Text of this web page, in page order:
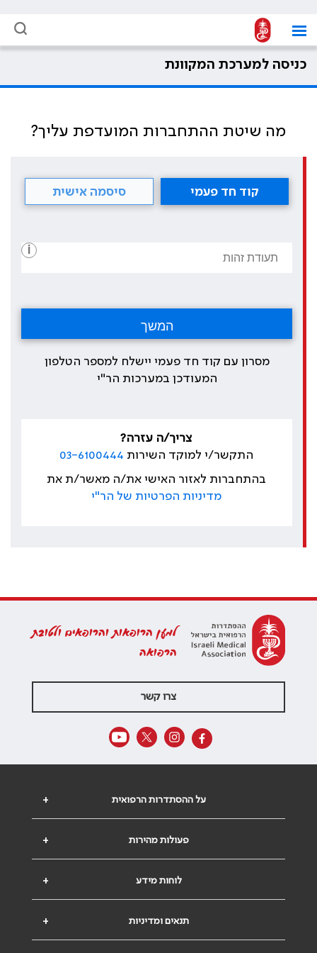
כניסה למערכת המקוונת
מה שיטת ההתחברות המועדפת עליך?
קוד חד פעמי סיסמה אישית
i
מסרון עם קוד חד פעמי יישלח למספר הטלפון
המעודכן במערכות הר"י
צריך/ה עזרה?
התקשר/י למוקד השירות 03-6100444
בהתחברות לאזור האישי את/ה מאשר/ת את
מדיניות הפרטיות של הר"י
למען הרופאות והרופאים ולטובת
הרפואה
צרו קשר
+ על ההסתדרות הרפואית
+ פעולות מהירות
+ לוחות מידע
+ תנאים ומדיניות